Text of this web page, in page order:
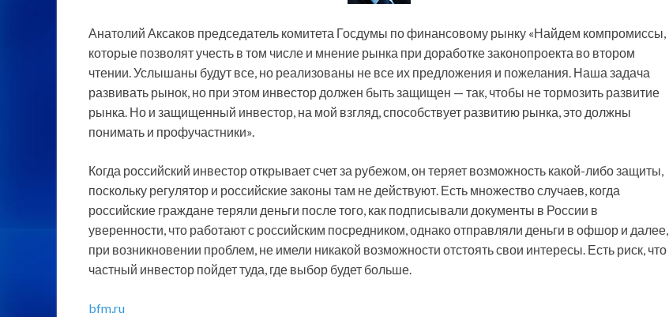
Анатолий Аксаков председатель комитета Госдумы по финансовому рынку «Найдем компромиссы,
которые позволят учесть в том числе и мнение рынка при доработке законопроекта во втором
чтении. Услышаны будут все, но реализованы не все их предложения и пожелания. Наша задача
развивать рынок, но при этом инвестор должен быть защищен — так, чтобы не тормозить развитие
рынка. Но и защищенный инвестор, на мой взгляд, способствует развитию рынка, это должны
понимать и профучастники».
Когда российский инвестор открывает счет за рубежом, он теряет возможность какой-либо защиты,
поскольку регулятор и российские законы там не действуют. Есть множество случаев, когда
российские граждане теряли деньги после того, как подписывали документы в России в
уверенности, что работают с российским посредником, однако отправляли деньги в офшор и далее,
при возникновении проблем, не имели никакой возможности отстоять свои интересы. Есть риск, что
частный инвестор пойдет туда, где выбор будет больше.
bfm.ru